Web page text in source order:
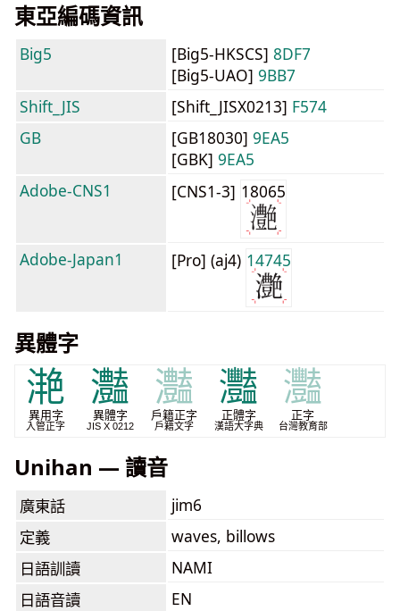
東亞編碼資訊
Big5 [Big5-HKSCS] 8DF7
[Big5-UAO] 9BB7
Shift_JIS
[Shift_JISX0213] F574
GB
[GB18030] 9EA5
[GBK] 9EA5
Adobe-CNS1
[CNS1-3] 18065
Adobe-Japan1 [Pro] (aj4) 14745
異體字
滟
異用字
入管正字
灎
異體字
JIS X 0212
灎
戶籍正字
戶籍文字
灩
正體字
漢語大字典
灩
正字
台灣教育部
Unihan — 讀音
廣東話
jim6
定義
waves, billows
日語訓讀
NAMI
日語音讀
EN